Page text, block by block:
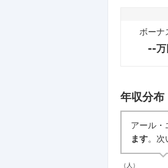
ボーナ
--万
年収分布
アール・
ます。次